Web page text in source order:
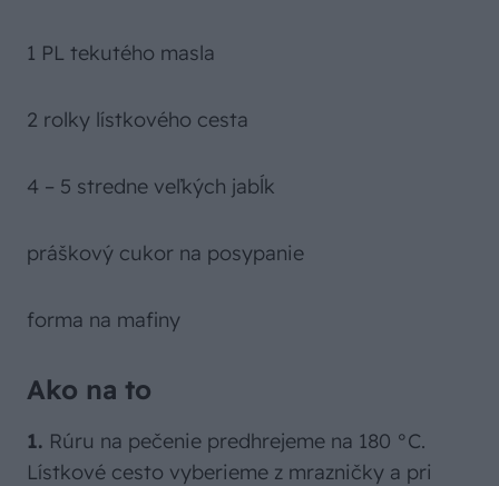
1 PL tekutého masla
2 rolky lístkového cesta
4 – 5 stredne veľkých jabĺk
práškový cukor na posypanie
forma na mafiny​
Ako na to
1. Rúru na pečenie predhrejeme na 180 °C.
Lístkové cesto vyberieme z mrazničky a pri